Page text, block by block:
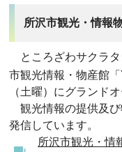
所沢市観光・情報
ところざわサクラタ
市観光情報・物産館「
（土曜）にグランド
観光情報の提供及び
発信しています。
所沢市観光・情